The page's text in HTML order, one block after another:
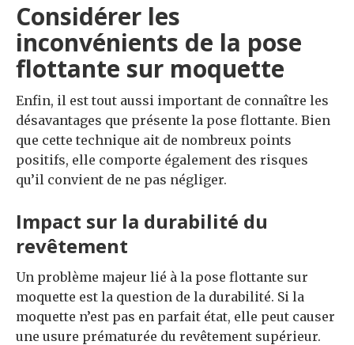
Considérer les
inconvénients de la pose
flottante sur moquette
Enfin, il est tout aussi important de connaître les
désavantages que présente la pose flottante. Bien
que cette technique ait de nombreux points
positifs, elle comporte également des risques
qu’il convient de ne pas négliger.
Impact sur la durabilité du
revêtement
Un problème majeur lié à la pose flottante sur
moquette est la question de la durabilité. Si la
moquette n’est pas en parfait état, elle peut causer
une usure prématurée du revêtement supérieur.